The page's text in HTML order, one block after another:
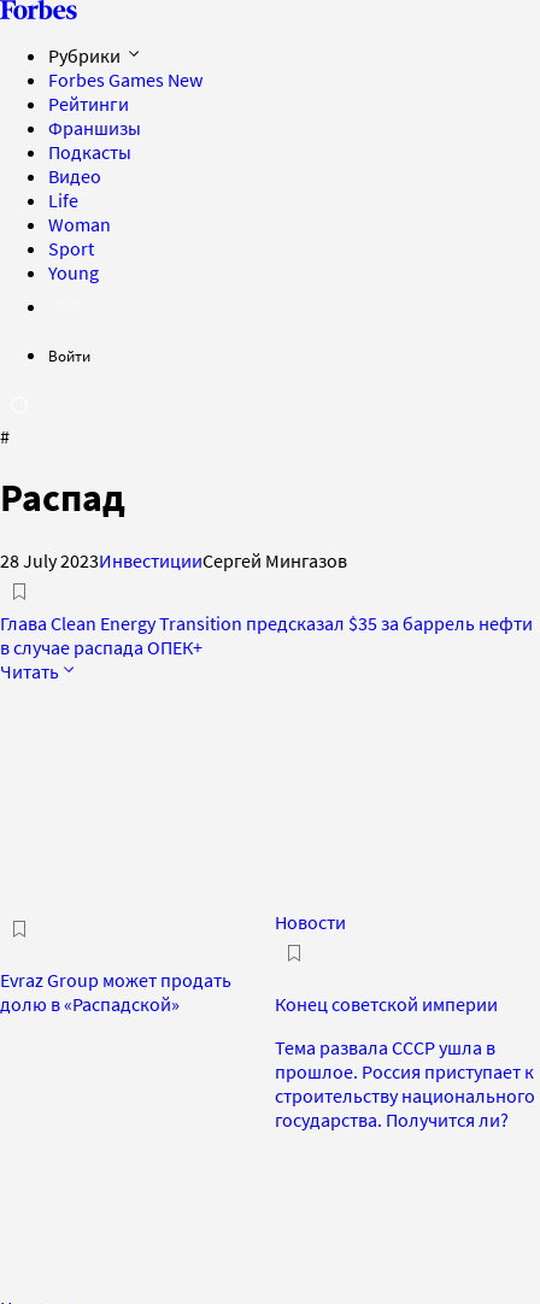
Рубрики
Forbes Games New
Рейтинги
Франшизы
Подкасты
Видео
Life
Woman
Sport
Young
Войти
#
Распад
28 July 2023ИнвестицииСергей Мингазов
Глава Clean Energy Transition предсказал $35 за баррель нефти
в случае распада ОПЕК+
Читать
Evraz Group может продать
долю в «Распадской»
Новости
Конец советской империи
Тема развала СССР ушла в
прошлое. Россия приступает к
строительству национального
государства. Получится ли?